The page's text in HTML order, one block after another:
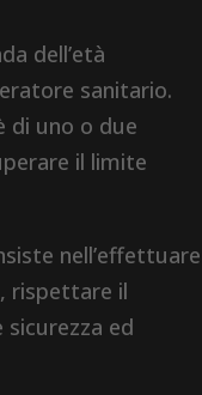
dell’età
sanitario.
di uno o due
il limite
nell’effettuare
rispettare il
ed